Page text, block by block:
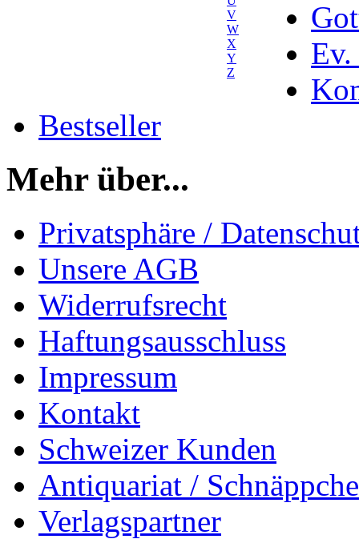
V
W
X
Y
Z
Ev.
Bestseller
Mehr über...
Privatsphäre /
Unsere AGB
Widerrufsrecht
Haftungsausschluss
Impressum
Kontakt
Schweizer Kunden
Antiquariat /
Verlagspartner